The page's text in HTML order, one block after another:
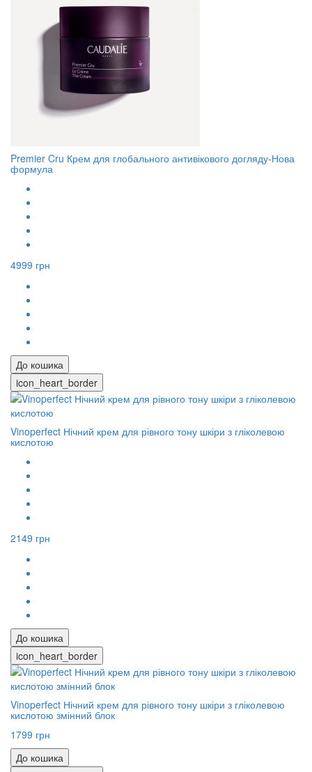
Premier Cru Крем для глобального антивікового догляду-Нова
формула
4999 грн
До кошика
icon_heart_border
Vinoperfect Нічний крем для рівного тону шкіри з гліколевою
кислотою
2149 грн
До кошика
icon_heart_border
Vinoperfect Нічний крем для рівного тону шкіри з гліколевою
кислотою змінний блок
1799 грн
До кошика